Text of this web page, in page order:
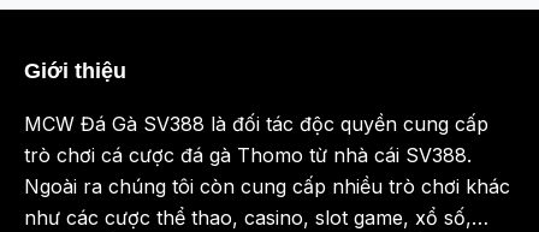
Giới thiệu
MCW Đá Gà SV388 là đối tác độc quyền cung cấp
trò chơi cá cược đá gà Thomo từ nhà cái SV388.
Ngoài ra chúng tôi còn cung cấp nhiều trò chơi khác
như các cược thể thao, casino, slot game, xổ số,…